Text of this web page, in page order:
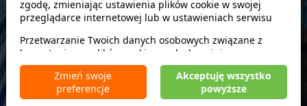
Brak limitu kilometrów
Bezpłatne odwołanie rezerwacji
zgodę, zmieniając ustawienia plików cookie w swojej
przeglądarce internetowej lub w ustawieniach serwisu
Przetwarzanie Twoich danych osobowych związane z
korzystaniem z plików cookie w celach wyżej
wymienionych jest prowadzone przez CarFree sp. z o.o. z
siedzibą w Warszawie (02-677), ul. Cybernetyki 5,
będącego administratorem danych. W niektórych
Zmień swoje
preferencje
Akceptuję wszystko
powyższe